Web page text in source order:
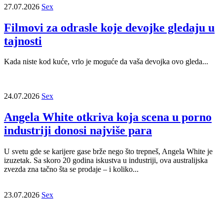
27.07.2026 Sex
Filmovi za odrasle koje devojke gledaju u
tajnosti
Kada niste kod kuće, vrlo je moguće da vaša devojka ovo gleda...
24.07.2026 Sex
Angela White otkriva koja scena u porno
industriji donosi najviše para
U svetu gde se karijere gase brže nego što trepneš, Angela White je
izuzetak. Sa skoro 20 godina iskustva u industriji, ova australijska
zvezda zna tačno šta se prodaje – i koliko...
23.07.2026 Sex